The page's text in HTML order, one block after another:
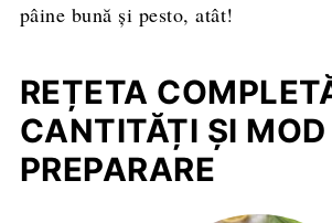
pâine bună și pesto, atât!
REȚETA
CANTITĂȚI ȘI MOD
PREPARARE